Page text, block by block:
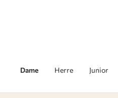
Dame Herre Junior